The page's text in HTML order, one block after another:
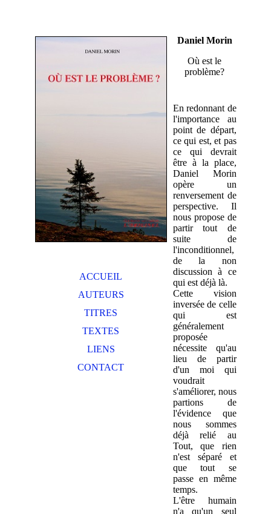
ACCUEIL
AUTEURS
TITRES
TEXTES
LIENS
CONTACT
Daniel Morin
Où est le
problème?
En redonnant de
l'importance au
point de départ,
ce qui est, et pas
ce qui devrait
être à la place,
Daniel Morin
opère un
renversement de
perspective. Il
nous propose de
partir tout de
suite de
l'inconditionnel,
de la non
discussion à ce
qui est déjà là.
Cette vision
inversée de celle
qui est
généralement
proposée
nécessite qu'au
lieu de partir
d'un moi qui
voudrait
s'améliorer, nous
partions de
l'évidence que
nous sommes
déjà relié au
Tout, que rien
n'est séparé et
que tout se
passe en même
temps.
L'être humain
n'a qu'un seul